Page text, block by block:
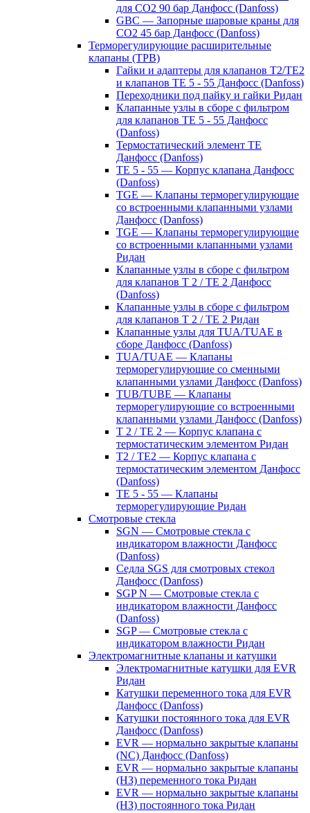
для CO2 90 бар Данфосс (Danfoss)
GBC — Запорные шаровые краны для
CO2 45 бар Данфосс (Danfoss)
Терморегулирующие расширительные
клапаны (ТРВ)
Гайки и адаптеры для клапанов T2/TE2
и клапанов TE 5 - 55 Данфосс (Danfoss)
Переходники под пайку и гайки Ридан
Клапанные узлы в сборе с фильтром
для клапанов TE 5 - 55 Данфосс
(Danfoss)
Термостатический элемент TE
Данфосс (Danfoss)
TE 5 - 55 — Корпус клапана Данфосс
(Danfoss)
TGE — Клапаны терморегулирующие
со встроенными клапанными узлами
Данфосс (Danfoss)
TGE — Клапаны терморегулирующие
со встроенными клапанными узлами
Ридан
Клапанные узлы в сборе с фильтром
для клапанов T 2 / TE 2 Данфосс
(Danfoss)
Клапанные узлы в сборе с фильтром
для клапанов T 2 / TE 2 Ридан
Клапанные узлы для TUA/TUAE в
сборе Данфосс (Danfoss)
TUA/TUAE — Клапаны
терморегулирующие со сменными
клапанными узлами Данфосс (Danfoss)
TUB/TUBE — Клапаны
терморегулирующие со встроенными
клапанными узлами Данфосс (Danfoss)
T 2 / TE 2 — Корпус клапана с
термостатическим элементом Ридан
T2 / TE2 — Корпус клапана с
термостатическим элементом Данфосс
(Danfoss)
TE 5 - 55 — Клапаны
терморегулирующие Ридан
Смотровые стекла
SGN — Смотровые стекла с
индикатором влажности Данфосс
(Danfoss)
Седла SGS для смотровых стекол
Данфосс (Danfoss)
SGP N — Смотровые стекла с
индикатором влажности Данфосс
(Danfoss)
SGP — Смотровые стекла с
индикатором влажности Ридан
Электромагнитные клапаны и катушки
Электромагнитные катушки для EVR
Ридан
Катушки переменного тока для EVR
Данфосс (Danfoss)
Катушки постоянного тока для EVR
Данфосс (Danfoss)
EVR — нормально закрытые клапаны
(NC) Данфосс (Danfoss)
EVR — нормально закрытые клапаны
(НЗ) переменного тока Ридан
EVR — нормально закрытые клапаны
(НЗ) постоянного тока Ридан